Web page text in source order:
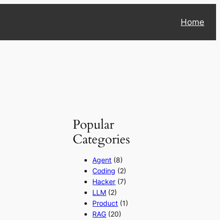
Home
Popular
Categories
Agent (8)
Coding (2)
Hacker (7)
LLM (2)
Product (1)
RAG (20)